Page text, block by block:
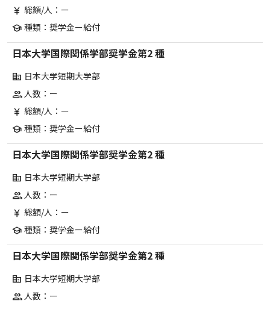
currency_yen 総額/人：ー
school 種類：奨学金ー給付
日本大学国際関係学部奨学金第2 種
corporate_fare 日本大学短期大学部
group人数：ー
currency_yen 総額/人：ー
school 種類：奨学金ー給付
日本大学国際関係学部奨学金第2 種
corporate_fare 日本大学短期大学部
group人数：ー
currency_yen 総額/人：ー
school 種類：奨学金ー給付
日本大学国際関係学部奨学金第2 種
corporate_fare 日本大学短期大学部
group人数：ー